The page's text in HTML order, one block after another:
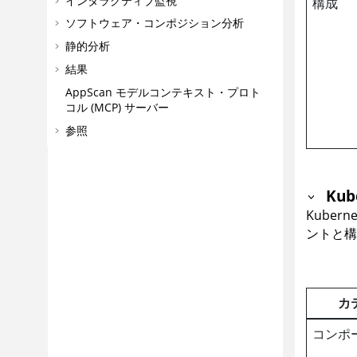
ソフトウェア・コンポジション分析
静的分析
結果
AppScan モデルコンテキスト・プロト
コル (MCP) サーバー
参照
ントと
カ
コンポ